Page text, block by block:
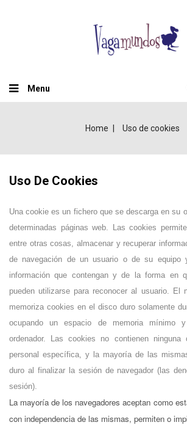
Menu
Home Uso de cookies
Uso De Cookies
Una cookie es un fichero que se descarga en su
determinadas páginas web. Las cookies
entre otras cosas, almacenar y recuperar
de navegación de un usuario o de su equipo
información que contengan y de la forma en
pueden utilizarse para reconocer al usuario. El
memoriza cookies en el disco duro solamente
ocupando un espacio de memoria mínimo
ordenador. Las cookies no contienen ninguna
personal específica, y la mayoría de las
duro al finalizar la sesión de navegador (las
sesión).
La mayoría de los navegadores aceptan como
con independencia de las mismas, permiten o